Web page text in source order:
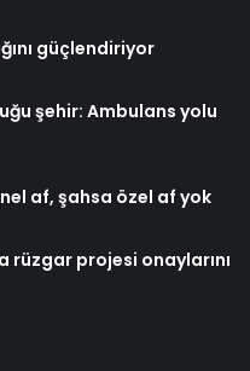
güçlendiriyor
şehir: Ambulans yolu
af, şahsa özel af yok
rüzgar projesi onaylarını